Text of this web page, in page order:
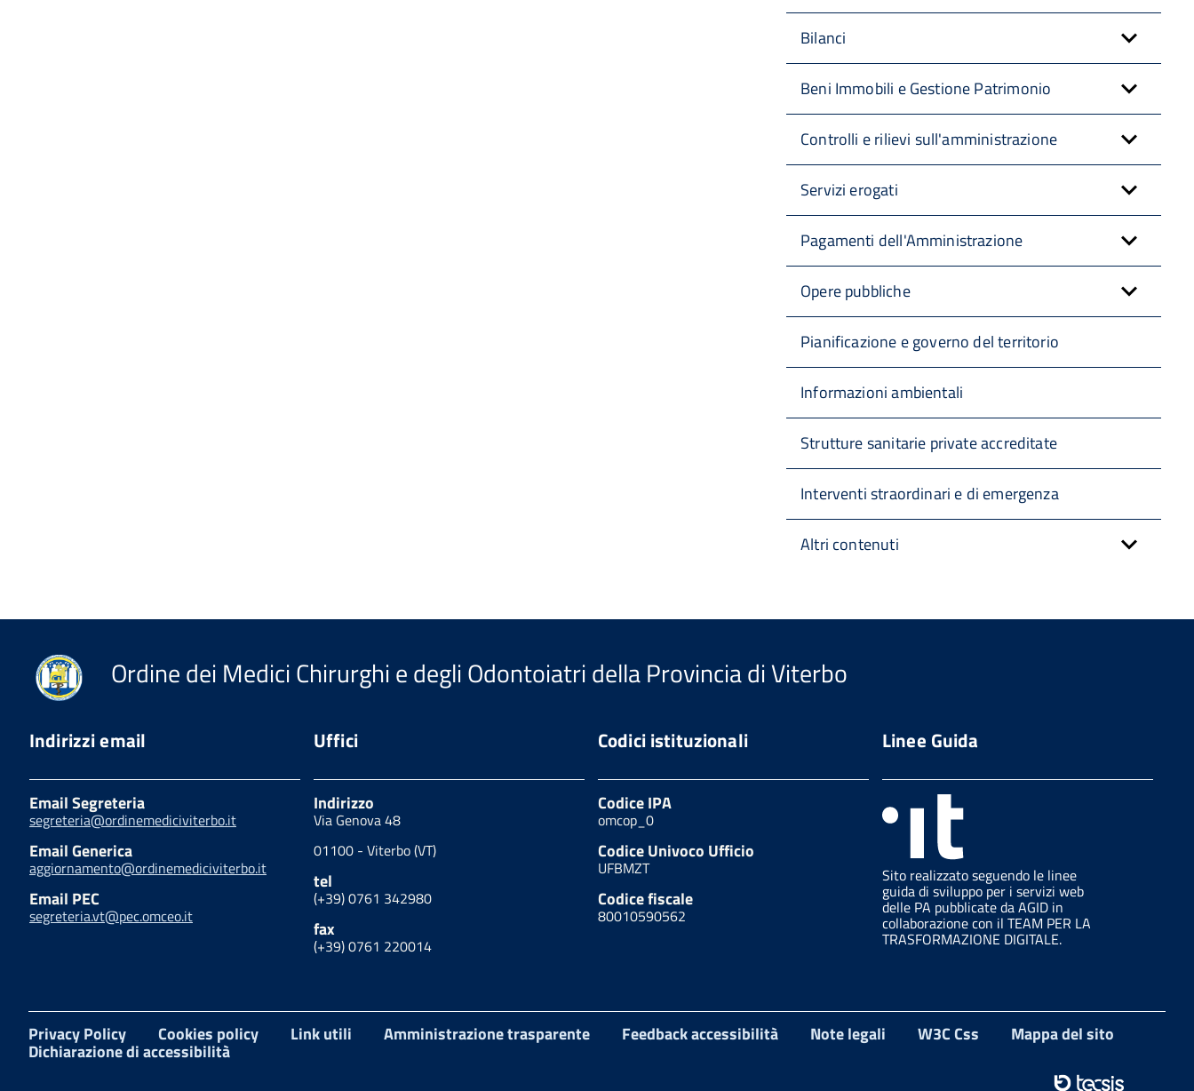
Bilanci
Beni Immobili e Gestione Patrimonio
Controlli e rilievi sull'amministrazione
Servizi erogati
Pagamenti dell'Amministrazione
Opere pubbliche
Pianificazione e governo del territorio
Informazioni ambientali
Strutture sanitarie private accreditate
Interventi straordinari e di emergenza
Altri contenuti
Ordine dei Medici Chirurghi e degli Odontoiatri della Provincia di Viterbo
Indirizzi email
Email Segreteria
segreteria@ordinemediciviterbo.it
Email Generica
aggiornamento@ordinemediciviterbo.it
Email PEC
segreteria.vt@pec.omceo.it
Uffici
Indirizzo
Via Genova 48
01100 - Viterbo (VT)
tel
(+39) 0761 342980
fax
(+39) 0761 220014
Codici istituzionali
Codice IPA
omcop_0
Codice Univoco Ufficio
UFBMZT
Codice fiscale
80010590562
Linee Guida
Sito realizzato seguendo le linee
guida di sviluppo per i servizi web
delle PA pubblicate da AGID in
collaborazione con il TEAM PER LA
TRASFORMAZIONE DIGITALE.
Privacy Policy Cookies policy Link utili Amministrazione trasparente Feedback accessibilità Note legali W3C Css Mappa del sito
Dichiarazione di accessibilità